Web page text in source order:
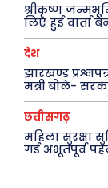
स्वास्थ्य
क़ायदे
कैरियर और
श्रीकृष्ण
लिए हुई वार्ता
देश
झारखण्ड
मंत्री बोले-
छत्तीसगढ़
महिला सुरक्षा
गई अभूतपूर्व